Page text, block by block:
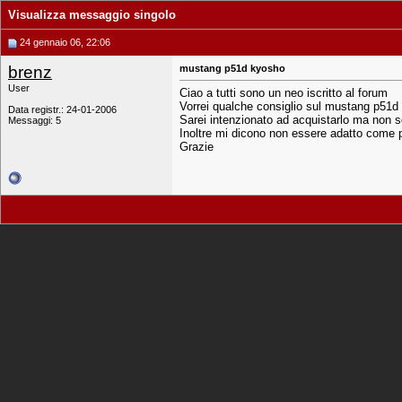
Visualizza messaggio singolo
24 gennaio 06, 22:06
brenz
User
Data registr.: 24-01-2006
Messaggi: 5
mustang p51d kyosho
Ciao a tutti sono un neo iscritto al forum
Vorrei qualche consiglio sul mustang
Sarei intenzionato ad acquistarlo ma non
Inoltre mi dicono non essere adatto come
Grazie